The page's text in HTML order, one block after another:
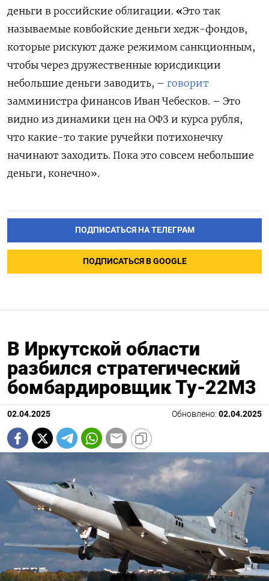
деньги в российские облигации. «Это так
называемые ковбойские деньги хедж-фондов,
которые рискуют даже режимом санкционным,
чтобы через дружественные юрисдикции
небольшие деньги заводить, – говорит
замминистра финансов Иван Чебесков. – Это
видно из динамики цен на ОФЗ и курса рубля,
что какие-то такие ручейки потихонечку
начинают заходить. Пока это совсем небольшие
деньги, конечно».
ПОДПИСАТЬСЯ НА ТЕЛЕГРАМ
ПОДПИСАТЬСЯ В GOOGLE
В Иркутской области
разбился стратегический
бомбардировщик Ту-22М3
02.04.2025 Обновлено: 02.04.2025